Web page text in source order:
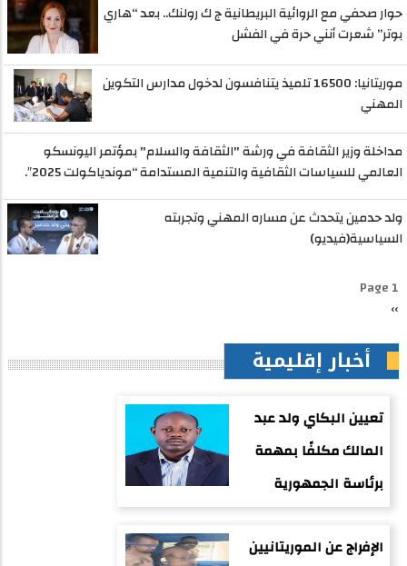
حوار صحفي مع الروائية البريطانية ج ك رولنك.. بعد “هاري
بوتر” شعرت أنني حرة في الفشل
موريتانيا: 16500 تلميذ يتنافسون لدخول مدارس التكوين
المهني
مداخلة وزير الثقافة في ورشة "الثقافة والسلام" بمؤتمر اليونسكو
العالمي للسياسات الثقافية والتنمية المستدامة “موندياكولت 2025″.
ولد حدمين يتحدث عن مساره المهني وتجربته
السياسية(فيديو)
Pagination
Page 1
الصفحة
››
أخبار إقليمية
تعيين البكاي ولد عبد
المالك مكلفًا بمهمة
برئاسة الجمهورية
الإفراج عن الموريتانيين